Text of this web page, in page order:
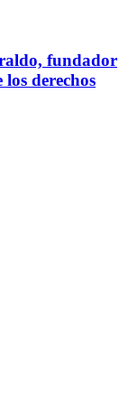
fundador
derechos